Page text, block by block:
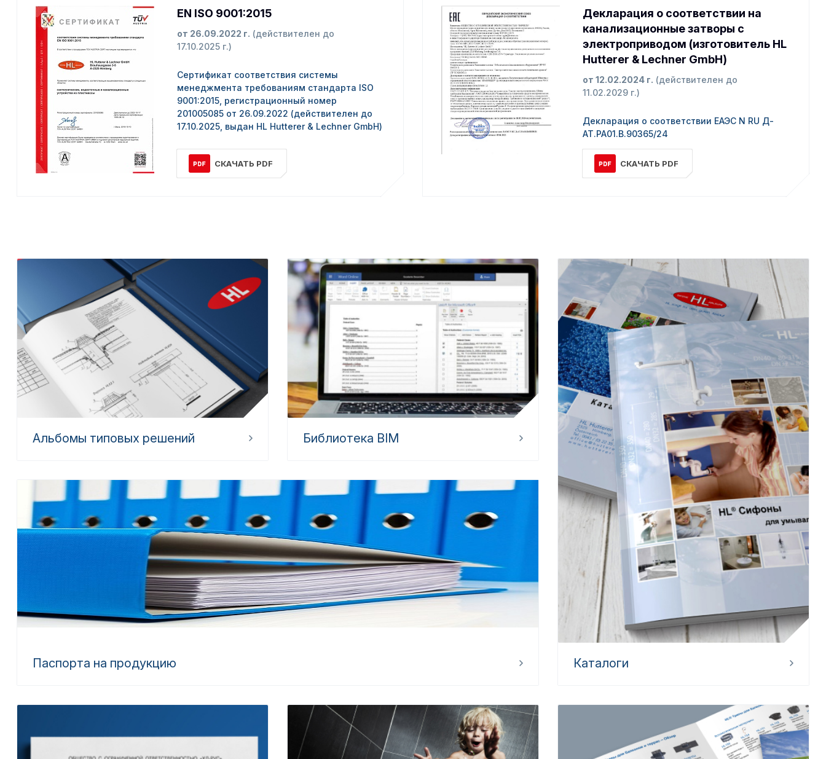
EN ISO 9001:2015
от 26.09.2022 г. (действителен до
17.10.2025 г.)
Сертификат соответствия системы
менеджмента требованиям стандарта ISO
9001:2015, регистрационный номер
201005085 от 26.09.2022 (действителен до
17.10.2025, выдан HL Hutterer & Lechner GmbH)
СКАЧАТЬ PDF
Декларация о соответствии на
канализационные затворы с
электроприводом (изготовитель HL
Hutterer & Lechner GmbH)
от 12.02.2024 г. (действителен до
11.02.2029 г.)
Декларация о соответствии ЕАЭС N RU Д-
АТ.РА01.В.90365/24
СКАЧАТЬ PDF
Альбомы типовых решений Библиотека BIM
Каталоги
Паспорта на продукцию